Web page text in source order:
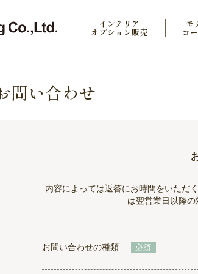
インテリア
オプション販売
モ
コ
問い合わせ
内容によっては返答にお時間をいただ
は翌営業日以降の
お問い合わせの種類 必須